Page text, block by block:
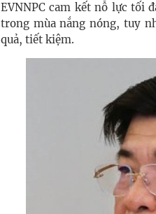
EVNNPC cam kết nỗ lực tối
trong mùa nắng nóng, tuy
quả, tiết kiệm.